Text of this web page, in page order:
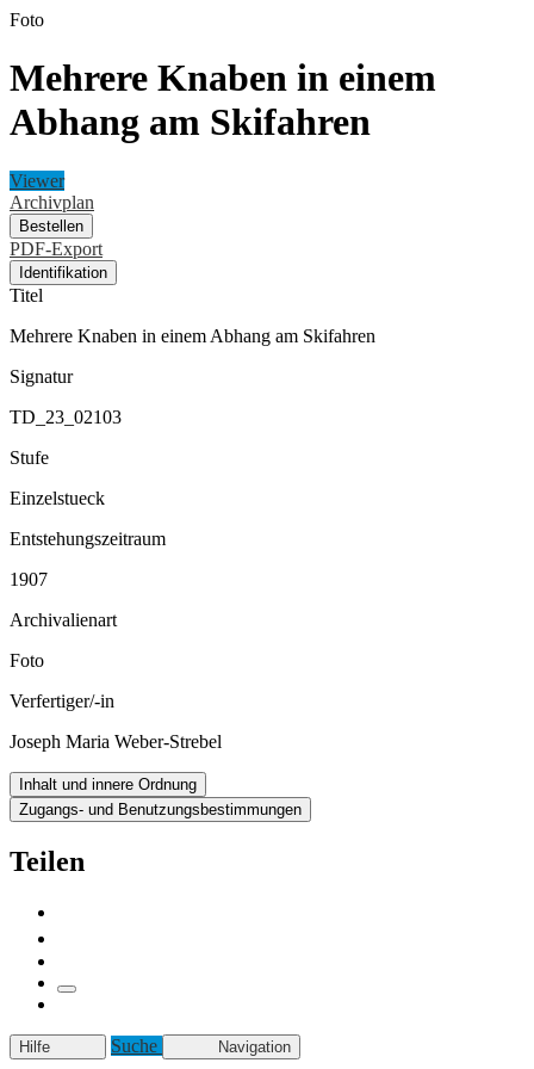
Foto
Mehrere Knaben in einem
Abhang am Skifahren
Viewer
Archivplan
Bestellen
PDF-Export
Identifikation
Titel
Mehrere Knaben in einem Abhang am Skifahren
Signatur
TD_23_02103
Stufe
Einzelstueck
Entstehungszeitraum
1907
Archivalienart
Foto
Verfertiger/-in
Joseph Maria Weber-Strebel
Inhalt und innere Ordnung
Zugangs- und Benutzungsbestimmungen
Teilen
Hilfe Suche Navigation